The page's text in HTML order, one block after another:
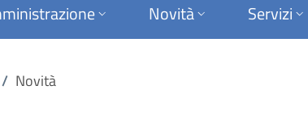
Novità Servizi
/ Novità